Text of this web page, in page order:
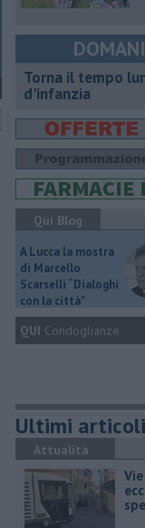
Torna il tempo
d'infanzia
Qui Blog
A Lucca la mostra
di Marcello
Scarselli “Dialoghi
con la città"
QUI Condoglianze
Ultimi articoli
Attualità